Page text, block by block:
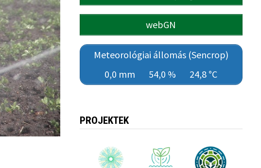
webGN
Meteorológiai állomás (Sencrop)
0,0 mm
54,0 % 24,8 °C
PROJEKTEK